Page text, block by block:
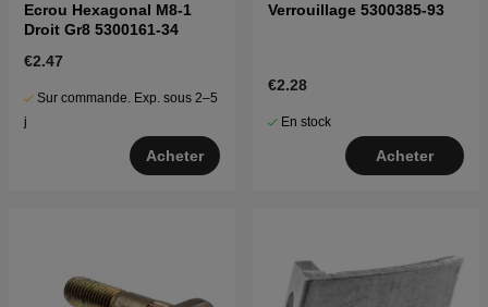
Ecrou Hexagonal M8-1
Droit Gr8 5300161-34
€2.47
Sur commande. Exp. sous 2–5
j
Acheter
Verrouillage 5300385-93
€2.28
En stock
Acheter